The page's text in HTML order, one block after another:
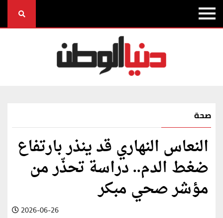
صحة
النعاس النهاري قد ينذر بارتفاع
ضغط الدم.. دراسة تحذّر من
مؤشر صحي مبكر
2026-06-26